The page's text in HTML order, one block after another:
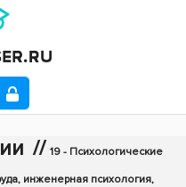
// 19 - Психологические
инженерная психология,